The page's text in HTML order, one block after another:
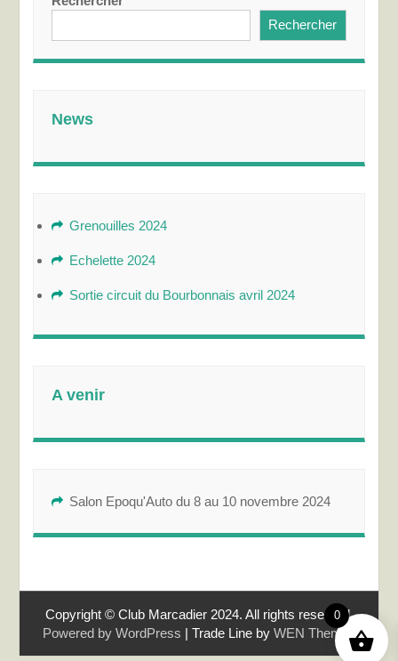
Rechercher
News
Grenouilles 2024
Echelette 2024
Sortie circuit du Bourbonnais avril 2024
A venir
Salon Epoqu'Auto du 8 au 10 novembre 2024
Copyright © Club Marcadier 2024. All rights reserved.
Powered by WordPress | Trade Line by WEN Themes
0